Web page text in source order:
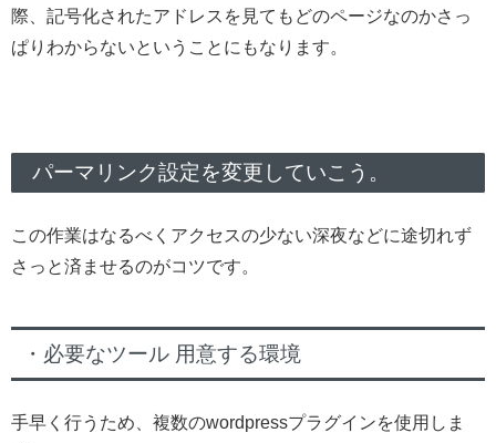
際、記号化されたアドレスを見てもどのページなのかさっ
ぱりわからないということにもなります。
パーマリンク設定を変更していこう。
この作業はなるべくアクセスの少ない深夜などに途切れず
さっと済ませるのがコツです。
・必要なツール 用意する環境
手早く行うため、複数のwordpressプラグインを使用しま